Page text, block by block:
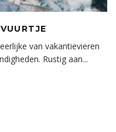
van vakantievieren
Rustig aan...